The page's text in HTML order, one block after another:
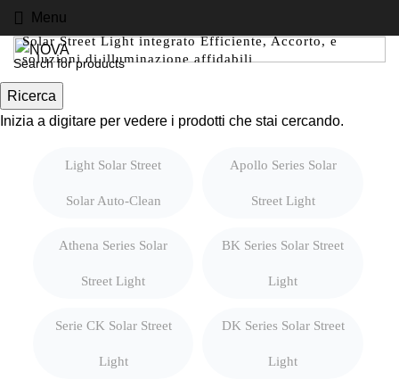
Menu
Solar Street Light integrato Efficiente, Accorto, e
soluzioni di illuminazione affidabili
Light Solar Street
Solar Auto-Clean
Apollo Series Solar
Street Light
Athena Series Solar
Street Light
BK Series Solar Street
Light
Serie CK Solar Street
Light
DK Series Solar Street
Light
Ricerca
Inizia a digitare per vedere i prodotti che stai cercando.